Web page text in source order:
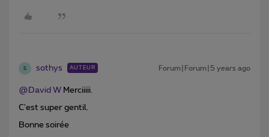
S sothys AUTEUR Forum|Forum|5 years ago
@David W Merciiiii.
C'est super gentil.
Bonne soirée